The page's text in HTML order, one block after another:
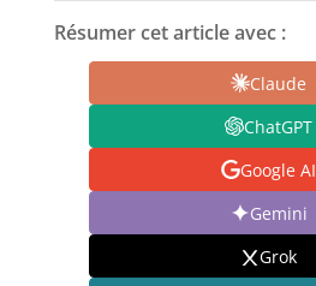
Résumer cet article avec :
Claude
ChatGPT
Google AI
Gemini
Grok